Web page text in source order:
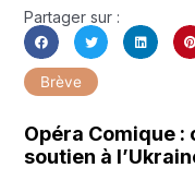
Partager sur :
Brève
Opéra Comique
soutien à